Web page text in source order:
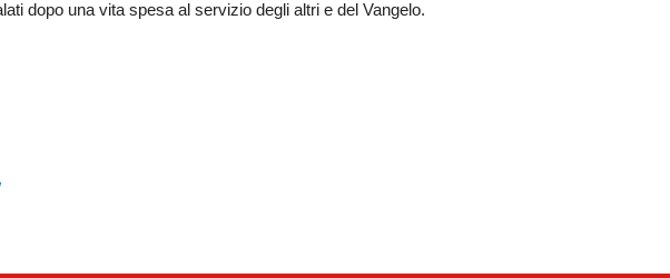
dopo una vita spesa al servizio degli altri e del Vangelo.